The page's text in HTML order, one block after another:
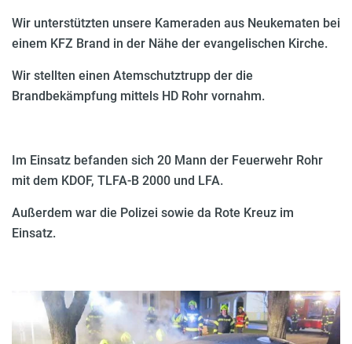
Wir unterstützten unsere Kameraden aus Neukematen bei
einem KFZ Brand in der Nähe der evangelischen Kirche.
Wir stellten einen Atemschutztrupp der die
Brandbekämpfung mittels HD Rohr vornahm.
Im Einsatz befanden sich 20 Mann der Feuerwehr Rohr
mit dem KDOF, TLFA-B 2000 und LFA.
Außerdem war die Polizei sowie da Rote Kreuz im
Einsatz.